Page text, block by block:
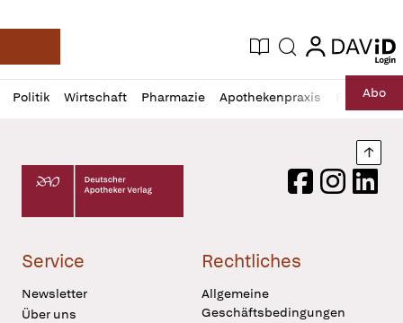
Deutsche Apotheker Zeitung
Aktuelle Ausgabe
Suche login
login
Politik Wirtschaft Pharmazie Apothekenpraxis RechtAbo
Profil
öffnen
Daz
Pur
Deutscher Apotheker Verlag Logo
FacebookInstagram
Service
Newsletter
Über uns
Rechtliches
Allgemeine
Geschäftsbedingungen